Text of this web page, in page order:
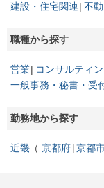
建設・住宅関連 不
職種から探す
営業 コンサルティ
一般事務・秘書・受
勤務地から探す
近畿 京都府 京都